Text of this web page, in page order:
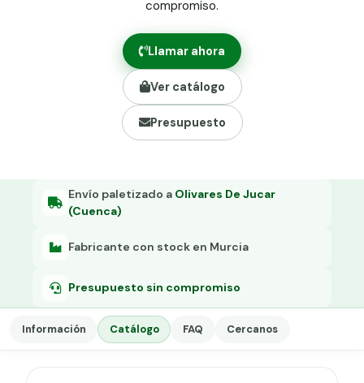
Abrazadera PVC malla H.
Grapa malla H.
Grapadora
Tensor galvanizado
compromiso.
Llamar ahora
Ver catálogo
Presupuesto
Envío paletizado a Olivares De Jucar
(Cuenca)
Fabricante con stock en Murcia
Presupuesto sin compromiso
Información Catálogo FAQ Cercanos